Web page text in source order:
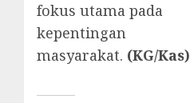
fokus utama pada
kepentingan
masyarakat. (KG/Kas)